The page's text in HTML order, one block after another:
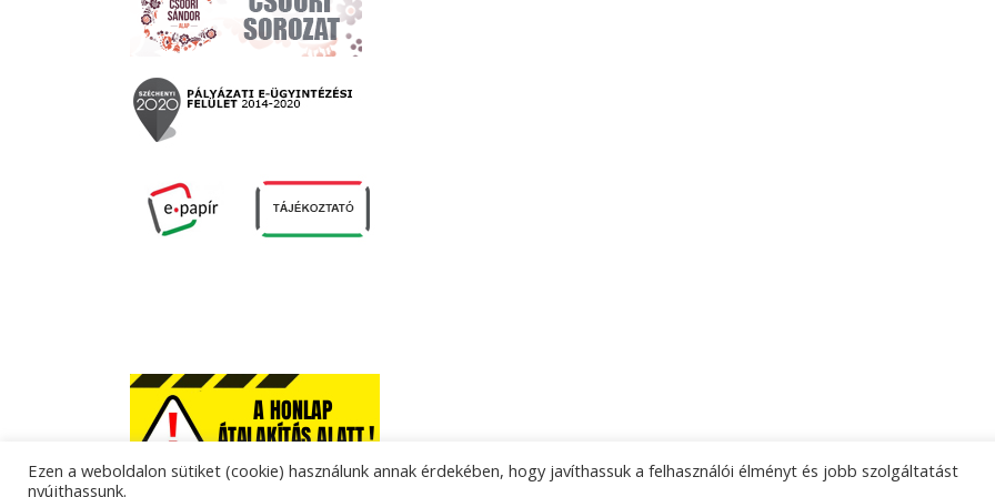
Ezen a weboldalon sütiket (cookie) használunk annak érdekében, hogy javíthassuk a felhasználói élményt és jobb szolgáltatást
nyújthassunk.